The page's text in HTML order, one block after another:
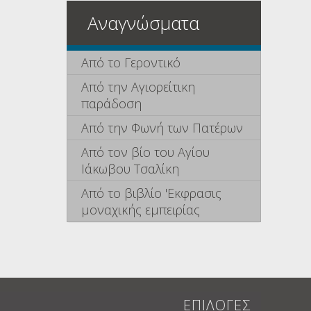
Αναγνώσματα
Από το Γεροντικό
Από την Αγιορείτικη
παράδοση
Από την Φωνή των Πατέρων
Από τον βίο του Αγίου
Ιάκωβου Τσαλίκη
Από το βιβλίο 'Εκφρασις
μοναχικής εμπειρίας
ΕΠΙΛΟΓΕΣ